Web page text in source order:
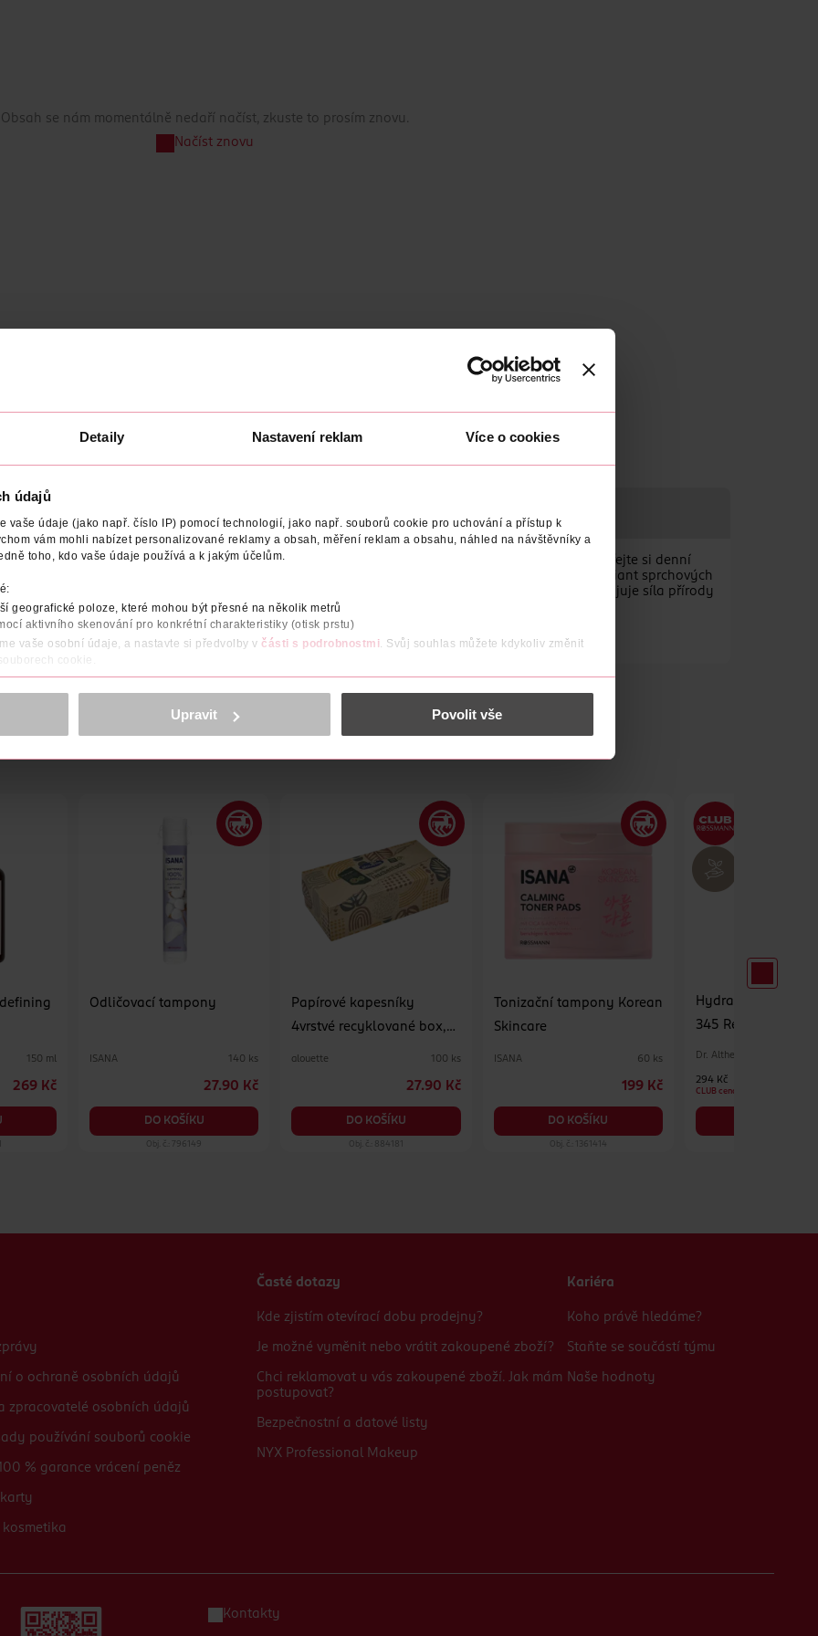
Detaily Nastavení reklam Více o cookies
údajů
vaše údaje (jako např. číslo IP) pomocí technologií, jako např. souborů cookie pro uchování a přístup k
vám mohli nabízet personalizované reklamy a obsah, měření reklam a obsahu, náhled na návštěvníky a
toho, kdo vaše údaje používá a k jakým účelům.
geografické poloze, které mohou být přesné na několik metrů
aktivního skenování pro konkrétní charakteristiky (otisk prstu)
vaše osobní údaje, a nastavte si předvolby v části s podrobnostmi . Svůj souhlas můžete kdykoliv změnit
cookie.
a reklam, funkcí sociálních médií, analýze návštěvnosti, které mohou nést osobní údaje.
osobních údajů.
<
Upravit Povolit vše
Obsah se nám momentálně nedaří načíst, zkuste to prosím znovu.
Načíst znovu
kosmetiky značky Lux, která byla inspirována exotickými vůněmi a samotnou přírodou. Dopřejte si denní
a zanechává vaši pokožku krásně jemnou a jemně voňavou. Vybírat si můžete z několika variant sprchových
(neboli bird of paradise), frézie či fíky. Každá má svou specifickou vůni i účinky, všechny ale spojuje síla přírody
složek, a jejich lahev je navíc plně rozložitelná.
150 ml
269 Kč
Odličovací tampony
ISANA 140 ks
27.90 Kč
DO KOŠÍKU
Obj. č.: 796149
Papírové kapesníky
4vrstvé recyklované box,
alouette 100 ks
27.90 Kč
DO KOŠÍKU
Obj. č.: 884181
Tonizační tampony Korean
Skincare
ISANA 60 ks
199 Kč
DO KOŠÍKU
Obj. č.: 1361414
Hydratační
345 Relief Cream
Dr. Althea
294 Kč
CLUB cena
o ochraně osobních údajů
zpracovatelé osobních údajů
používání souborů cookie
% garance vrácení peněz
kosmetika
Časté dotazy
Kde zjistím otevírací dobu prodejny?
Je možné vyměnit nebo vrátit zakoupené zboží?
Chci reklamovat u vás zakoupené zboží. Jak mám
postupovat?
Bezpečnostní a datové listy
NYX Professional Makeup
Kariéra
Koho právě hledáme?
Staňte se součástí týmu
Naše hodnoty
Kontakty